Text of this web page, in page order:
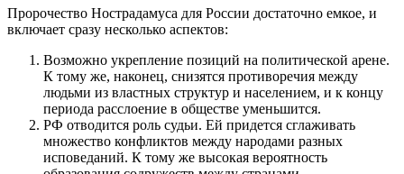
Пророчество Нострадамуса для России достаточно емкое, и
включает сразу несколько аспектов:
Возможно укрепление позиций на политической арене.
К тому же, наконец, снизятся противоречия между
людьми из властных структур и населением, и к концу
периода расслоение в обществе уменьшится.
РФ отводится роль судьи. Ей придется сглаживать
множество конфликтов между народами разных
исповеданий. К тому же высокая вероятность